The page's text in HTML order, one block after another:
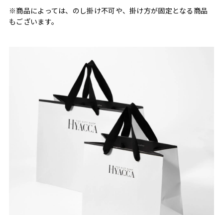
※商品によっては、のし掛け不可や、掛け方が固定となる商品
もございます。